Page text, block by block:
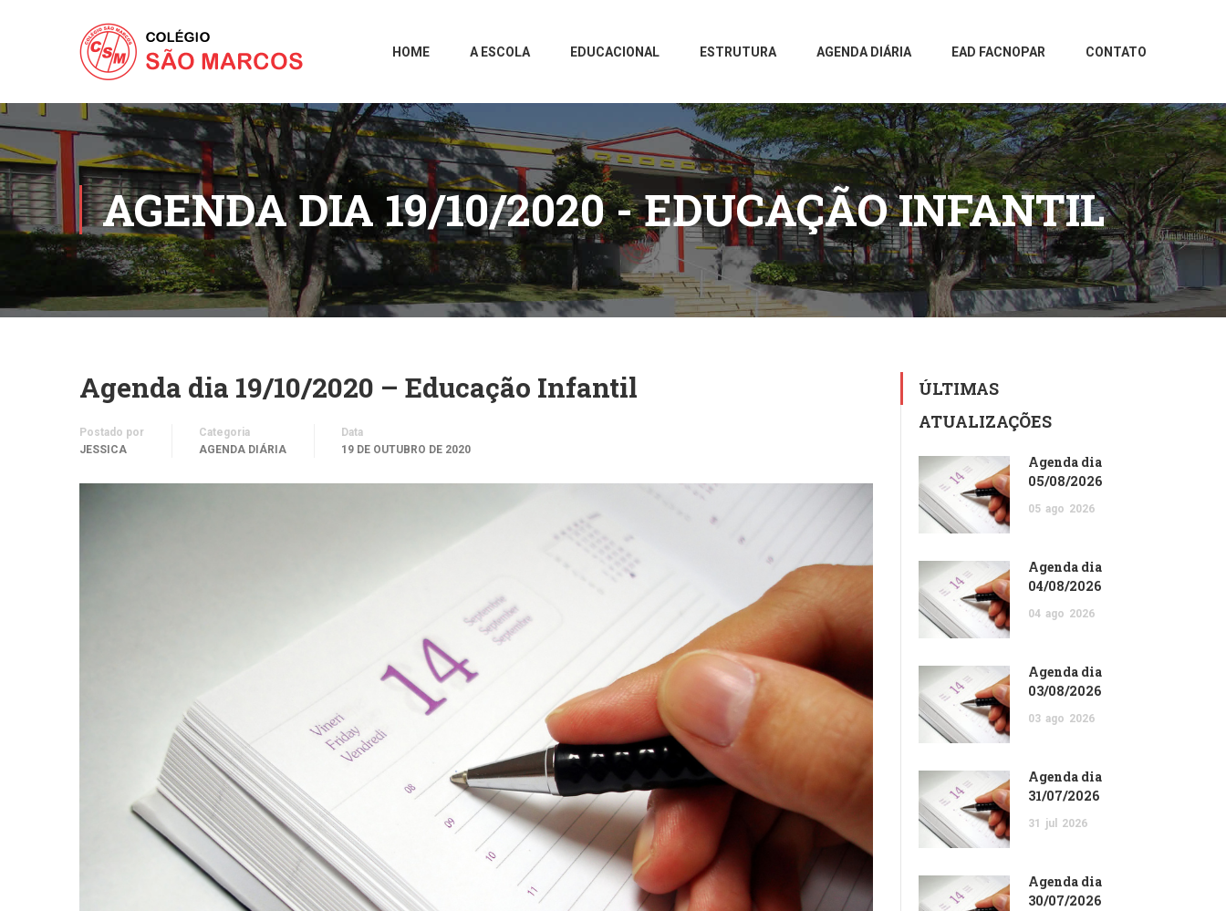
HOME A ESCOLA EDUCACIONAL ESTRUTURA AGENDA DIÁRIA EAD FACNOPAR CONTATO
AGENDA DIA 19/10/2020 - EDUCAÇÃO INFANTIL
Agenda dia 19/10/2020 – Educação Infantil
Postado por
JESSICA
Categoria
AGENDA DIÁRIA
Data
19 DE OUTUBRO DE 2020
ÚLTIMAS
ATUALIZAÇÕES
Agenda dia
05/08/2026
05 ago 2026
Agenda dia
04/08/2026
04 ago 2026
Agenda dia
03/08/2026
03 ago 2026
Agenda dia
31/07/2026
31 jul 2026
Agenda dia
30/07/2026